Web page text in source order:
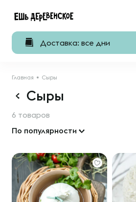
Доставка: все дни
Главная Сыры
Сыры
6 товаров
По популярности